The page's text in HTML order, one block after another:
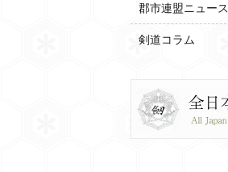
郡市連盟ニュース
剣道コラム